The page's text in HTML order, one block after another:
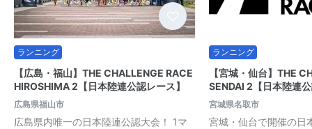
ランニング
【広島・福山】THE CHALLENGE RACE
HIROSHIMA 2【日本陸連公認レース】
広島県福山市
広島県内唯一の日本陸連公認大会！ 1マ
ランニング
【宮城・仙台】THE
SENDAI 2【日本陸連
宮城県名取市
宮城・仙台で開催の日